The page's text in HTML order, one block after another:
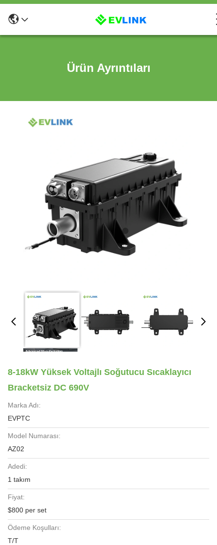
Ürün Ayrıntıları
8-18kW Yüksek Voltajlı Soğutucu Sıcaklayıcı
Bracketsiz DC 690V
Marka Adı:
EVPTC
Model Numarası:
AZ02
Adedi:
1 takım
Fiyat:
$800 per set
Ödeme Koşulları:
T/T